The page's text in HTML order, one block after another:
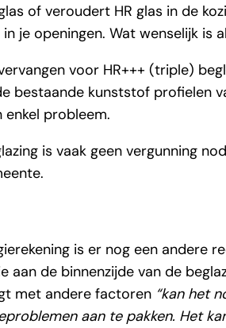
of veroudert HR glas in de
je openingen. Wat wenselijk is
voor HR+++ (triple)
bestaande kunststof profielen
enkel probleem.
is vaak geen vergunning
is er nog een andere
aan de binnenzijde van de
met andere factoren “kan het
aan te pakken. Het